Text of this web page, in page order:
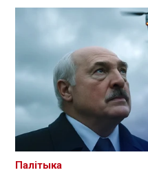
Палітыка